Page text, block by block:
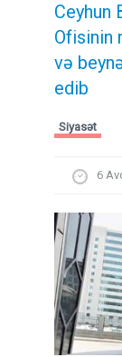
Ceyhun
Ofisinin
və
edib
Siyasət
6